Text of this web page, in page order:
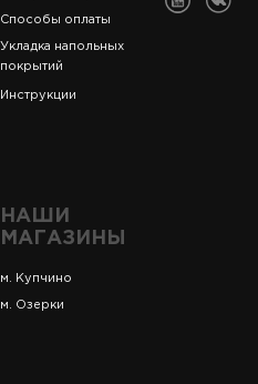
Способы оплаты
Укладка напольных
покрытий
Инструкции
НАШИ
МАГАЗИНЫ
м. Купчино
м. Озерки